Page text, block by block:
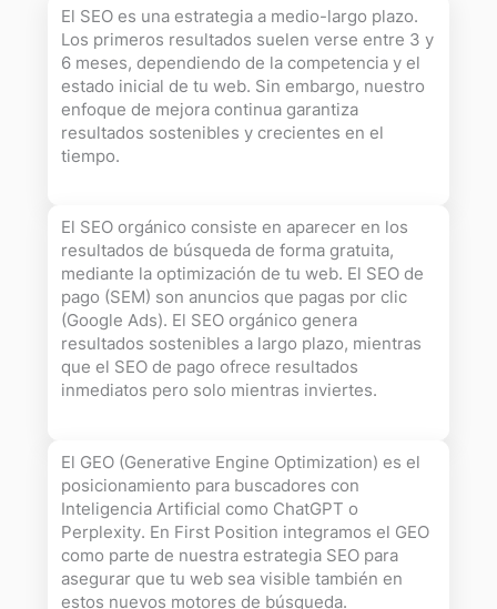
El SEO es una estrategia a medio-largo plazo.
Los primeros resultados suelen verse entre 3 y
6 meses, dependiendo de la competencia y el
estado inicial de tu web. Sin embargo, nuestro
enfoque de mejora continua garantiza
resultados sostenibles y crecientes en el
tiempo.
El SEO orgánico consiste en aparecer en los
resultados de búsqueda de forma gratuita,
mediante la optimización de tu web. El SEO de
pago (SEM) son anuncios que pagas por clic
(Google Ads). El SEO orgánico genera
resultados sostenibles a largo plazo, mientras
que el SEO de pago ofrece resultados
inmediatos pero solo mientras inviertes.
El GEO (Generative Engine Optimization) es el
posicionamiento para buscadores con
Inteligencia Artificial como ChatGPT o
Perplexity. En First Position integramos el GEO
como parte de nuestra estrategia SEO para
asegurar que tu web sea visible también en
estos nuevos motores de búsqueda.